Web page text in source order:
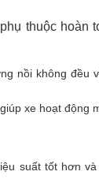
thuộc hoàn
nồi không đều
xe hoạt động
suất tốt hơn